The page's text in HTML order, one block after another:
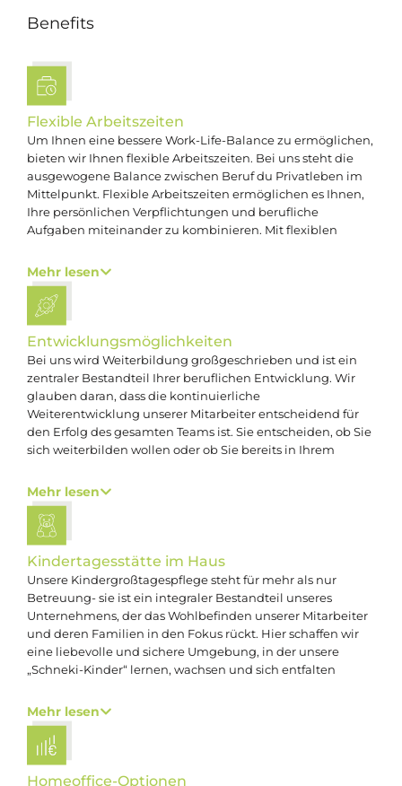
Benefits
Flexible Arbeitszeiten
Um Ihnen eine bessere Work-Life-Balance zu ermöglichen,
bieten wir Ihnen flexible Arbeitszeiten. Bei uns steht die
ausgewogene Balance zwischen Beruf du Privatleben im
Mittelpunkt. Flexible Arbeitszeiten ermöglichen es Ihnen,
Ihre persönlichen Verpflichtungen und berufliche
Aufgaben miteinander zu kombinieren. Mit flexiblen
Entwicklung. Passen Sie Ihre Arbeitszeit auch an
Weiterbildungsmaßnahmen an!
Mehr lesen
Entwicklungs­möglichkeiten
Bei uns wird Weiterbildung großgeschrieben und ist ein
zentraler Bestandteil Ihrer beruflichen Entwicklung. Wir
glauben daran, dass die kontinuierliche
Weiterentwicklung unserer Mitarbeiter entscheidend für
den Erfolg des gesamten Teams ist. Sie entscheiden, ob Sie
sich weiterbilden wollen oder ob Sie bereits in Ihrem
Weiterbildung zum Steuerfachwirt, Steuerberater o.ä.
entscheiden.
Mehr lesen
Kinder­tagesstätte im Haus
Unsere Kindergroßtagespflege steht für mehr als nur
Betreuung- sie ist ein integraler Bestandteil unseres
Unternehmens, der das Wohlbefinden unserer Mitarbeiter
und deren Familien in den Fokus rückt. Hier schaffen wir
eine liebevolle und sichere Umgebung, in der unsere
„Schneki-Kinder“ lernen, wachsen und sich entfalten
Mehr lesen
Homeoffice-Optionen